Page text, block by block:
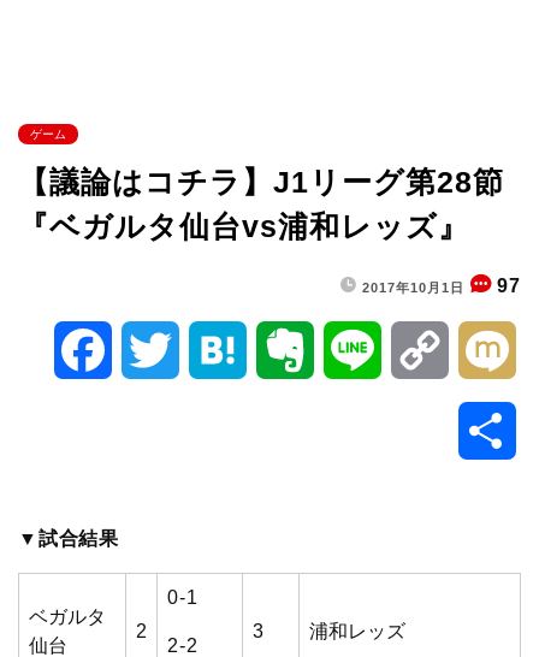
ゲーム
【議論はコチラ】J1リーグ第28節
『ベガルタ仙台vs浦和レッズ』
2017年10月1日 97
b t
e
n
a
n
o
o
L
▼試合結果
ベガルタ
仙台
2
0-1
2-2
3 浦和レッズ